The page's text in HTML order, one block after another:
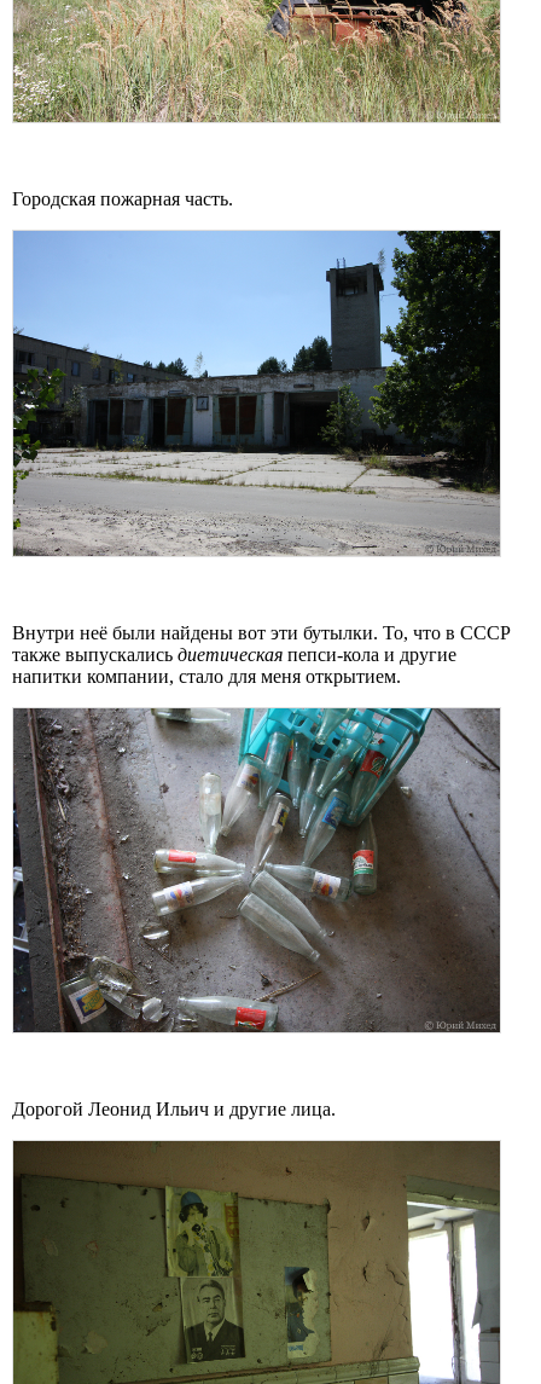
Городская пожарная часть.
Внутри неё были найдены вот эти бутылки. То, что в СССР
также выпускались диетическая пепси-кола и другие
напитки компании, стало для меня открытием.
Дорогой Леонид Ильич и другие лица.